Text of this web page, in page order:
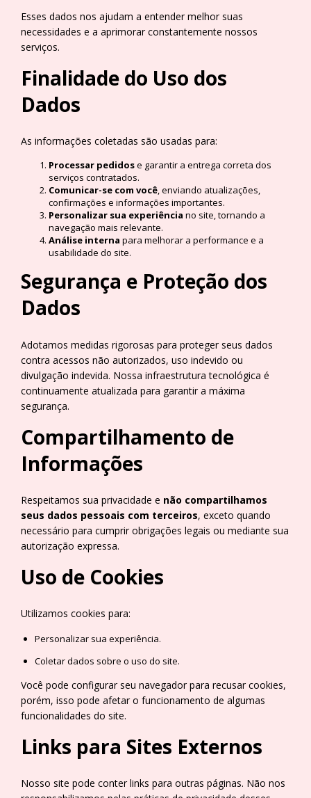
Esses dados nos ajudam a entender melhor suas
necessidades e a aprimorar constantemente nossos
serviços.
Finalidade do Uso dos
Dados
As informações coletadas são usadas para:
Processar pedidose garantir a entrega correta dos
serviços contratados.
Comunicar-se com você, enviando atualizações,
confirmações e informações importantes.
Personalizar sua experiência no site, tornando a
navegação mais relevante.
Análise interna para melhorar a performance e a
usabilidade do site.
Segurança e Proteção dos
Dados
Adotamos medidas rigorosas para proteger seus dados
contra acessos não autorizados, uso indevido ou
divulgação indevida. Nossa infraestrutura tecnológica é
continuamente atualizada para garantir a máxima
segurança.
Compartilhamento de
Informações
Respeitamos sua privacidade e não compartilhamos
seus dados pessoais com terceiros, exceto quando
necessário para cumprir obrigações legais ou mediante sua
autorização expressa.
Uso de Cookies
Utilizamos cookies para:
Personalizar sua experiência.
Coletar dados sobre o uso do site.
Você pode configurar seu navegador para recusar cookies,
porém, isso pode afetar o funcionamento de algumas
funcionalidades do site.
Links para Sites Externos
Nosso site pode conter links para outras páginas. Não nos